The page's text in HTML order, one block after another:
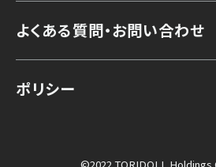
よくある質問・お問い合わせ
ポリシー
©2022 TORIDOLL Holdings